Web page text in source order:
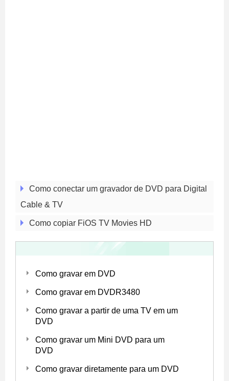
Como conectar um gravador de DVD para Digital
Cable & TV
Como copiar FiOS TV Movies HD
Como gravar em DVD
Como gravar em DVDR3480
Como gravar a partir de uma TV em um
DVD
Como gravar um Mini DVD para um
DVD
Como gravar diretamente para um DVD